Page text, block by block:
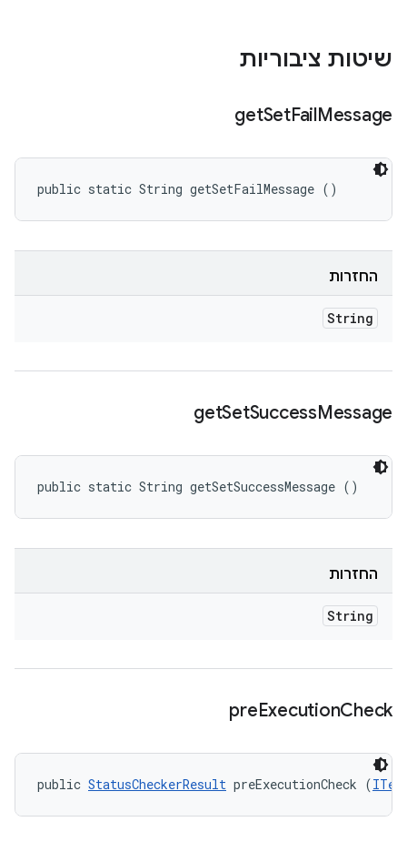
שיטות ציבוריות
getSetFailMessage
public static String getSetFailMessage ()
החזרות
String
getSetSuccessMessage
public static String getSetSuccessMessage ()
החזרות
String
preExecutionCheck
public StatusCheckerResult preExecutionCheck (